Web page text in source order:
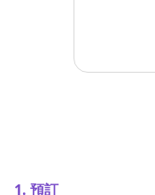
1. 預訂